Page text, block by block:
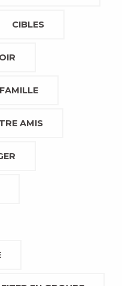
CIBLES
AMIS